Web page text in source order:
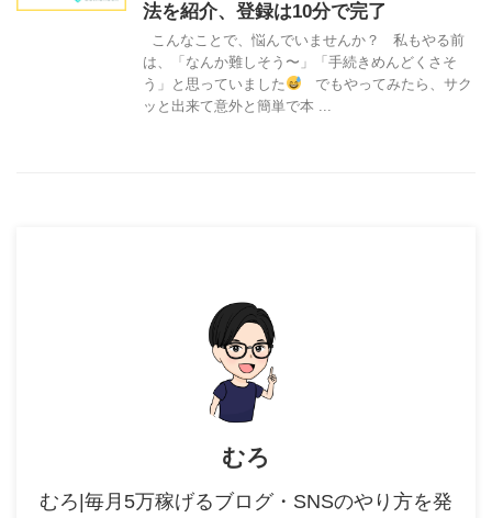
法を紹介、登録は10分で完了
こんなことで、悩んでいませんか？ 私もやる前
は、「なんか難しそう〜」「手続きめんどくさそ
う」と思っていました
でもやってみたら、サク
ッと出来て意外と簡単で本 ...
むろ
むろ|毎月5万稼げるブログ・SNSのやり方を発